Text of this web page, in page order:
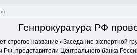
Генпрокуратура РФ
строгое название «Заседание экспертной
РФ, представители Центрального банка